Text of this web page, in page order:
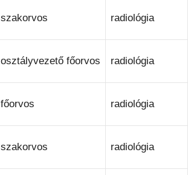
szakorvos radiológia
osztályvezető főorvos radiológia
főorvos radiológia
szakorvos radiológia